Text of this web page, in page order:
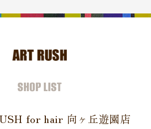
SHOP LIST
for hair 向ヶ丘遊園店